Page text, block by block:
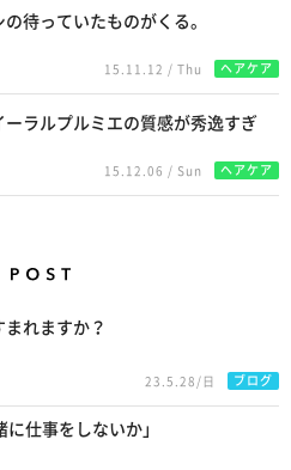
待っていたものがくる。
15.11.12 / Thu ヘアケア
ーラルプルミエの質感が秀逸すぎ
15.12.06 / Sun ヘアケア
れますか？
23.5.28/日 ブログ
に仕事をしないか」